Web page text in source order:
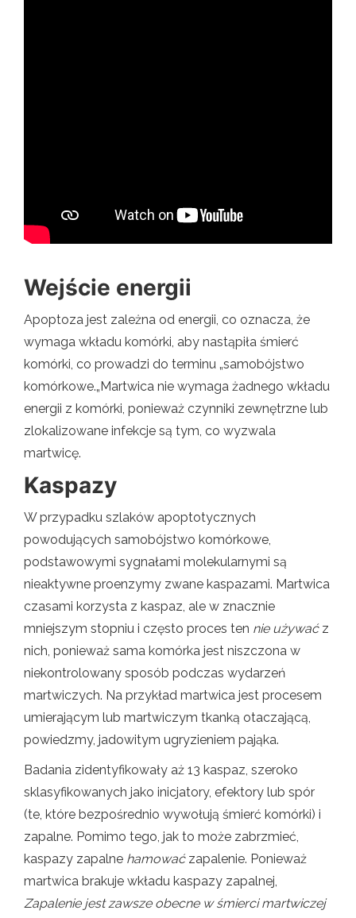
Wejście energii
Apoptoza jest zależna od energii, co oznacza, że ​​
wymaga wkładu komórki, aby nastąpiła śmierć
komórki, co prowadzi do terminu „samobójstwo
komórkowe.„Martwica nie wymaga żadnego wkładu
energii z komórki, ponieważ czynniki zewnętrzne lub
zlokalizowane infekcje są tym, co wyzwala
martwicę.
Kaspazy
W przypadku szlaków apoptotycznych
powodujących samobójstwo komórkowe,
podstawowymi sygnałami molekularnymi są
nieaktywne proenzymy zwane kaspazami. Martwica
czasami korzysta z kaspaz, ale w znacznie
mniejszym stopniu i często proces ten nie używaćz
nich, ponieważ sama komórka jest niszczona w
niekontrolowany sposób podczas wydarzeń
martwiczych. Na przykład martwica jest procesem
umierającym lub martwiczym tkanką otaczającą,
powiedzmy, jadowitym ugryzieniem pająka.
Badania zidentyfikowały aż 13 kaspaz, szeroko
sklasyfikowanych jako inicjatory, efektory lub spór
(te, które bezpośrednio wywołują śmierć komórki) i
zapalne. Pomimo tego, jak to może zabrzmieć,
kaspazy zapalne hamowaćzapalenie. Ponieważ
martwica brakuje wkładu kaspazy zapalnej,
Zapalenie jest zawsze obecne w śmierci martwiczej